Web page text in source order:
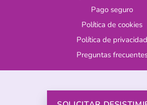
Pago seguro
Política de cookies
Política de privacidad
Preguntas